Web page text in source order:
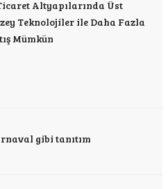
Altyapılarında Üst
Teknolojiler ile Daha Fazla
Mümkün
gibi tanıtım